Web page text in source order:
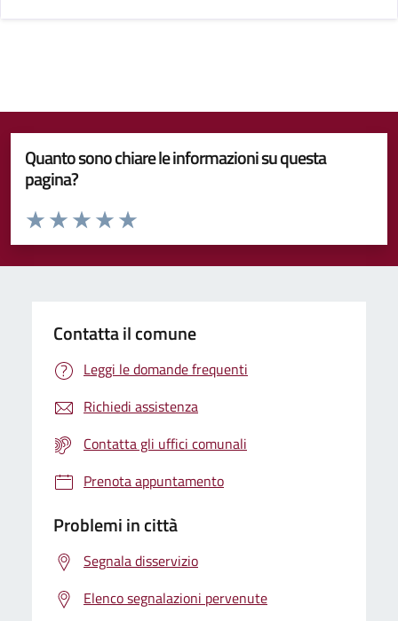
Quanto sono chiare le informazioni su questa
pagina?
Valuta da 1 a 5 stelle la pagina
Valuta 5 stelle su 5
Valuta 4 stelle su 5
Valuta 3 stelle su 5
Valuta 2 stelle su 5
Valuta 1 stelle su 5
Contatta il comune
Leggi le domande frequenti
Richiedi assistenza
Contatta gli uffici comunali
Prenota appuntamento
Problemi in città
Segnala disservizio
Elenco segnalazioni pervenute